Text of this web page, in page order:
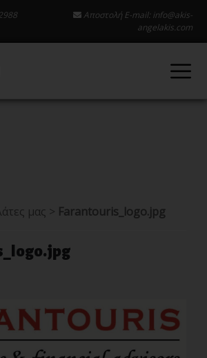
Αποστολή E-mail: info@akis-
angelakis.com
μας > Farantouris_logo.jpg